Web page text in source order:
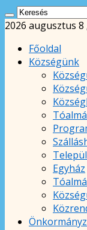
2026 augusztus
Főoldal
Községünk
Egyház